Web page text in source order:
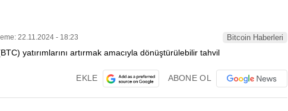
22.11.2024 - 18:23 Bitcoin Haberleri
EKLE ABONE OL